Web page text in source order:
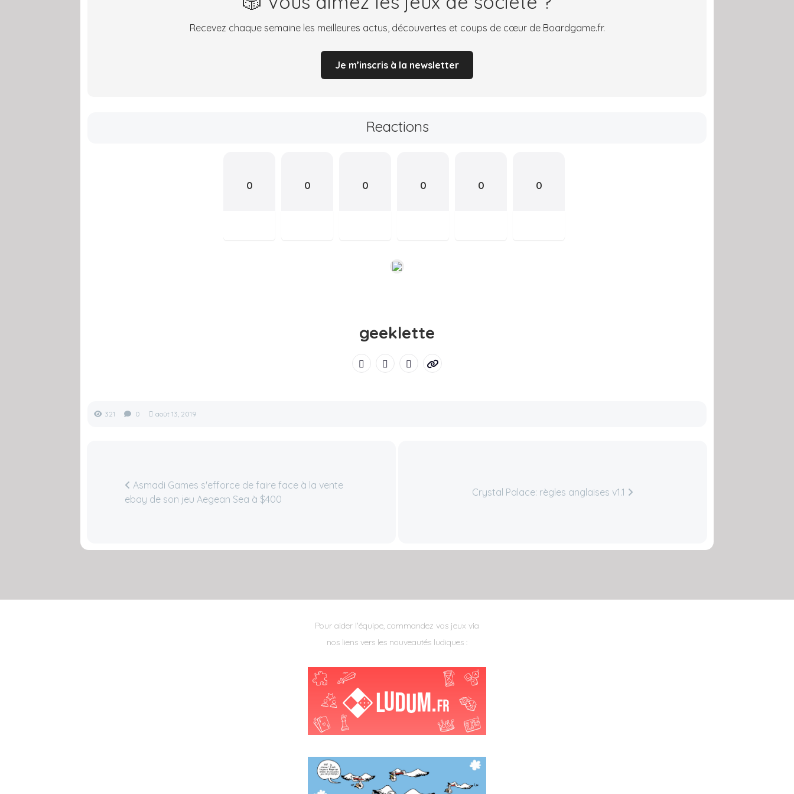
Recevez chaque semaine les meilleures actus, découvertes et coups de cœur de Boardgame.fr.
Je m’inscris à la newsletter
Reactions
0 0 0 0 0 0
geeklette
321 0 août 13, 2019
Asmadi Games s'efforce de faire face à la vente
ebay de son jeu Aegean Sea à $400
Crystal Palace: règles anglaises v1.1
Pour aider l'équipe, commandez vos jeux via
nos liens vers les nouveautés ludiques :